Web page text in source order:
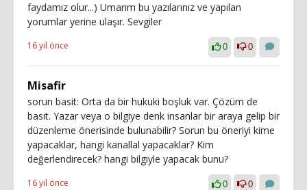
faydamız olur...) Umarım bu yazılarınız ve yapılan
yorumlar yerine ulaşır. Sevgiler
16 yıl önce 0 0
Misafir
sorun basit: Orta da bir hukuki boşluk var. Çözüm de
basit. Yazar veya o bilgiye denk insanlar bir araya gelip bir
düzenleme önerisinde bulunabilir? Sorun bu öneriyi kime
yapacaklar, hangi kanallal yapacaklar? Kim
değerlendirecek? hangi bilgiyle yapacak bunu?
16 yıl önce 0 0